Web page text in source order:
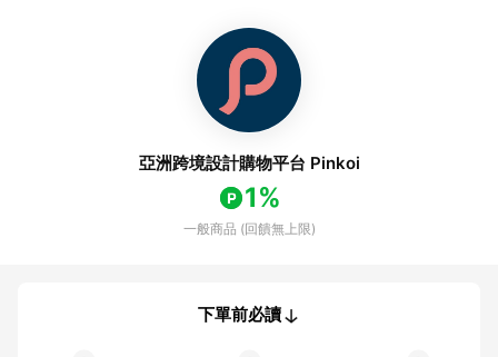
亞洲跨境設計購物平台 Pinkoi
1%
一般商品 (回饋無上限)
下單前必讀